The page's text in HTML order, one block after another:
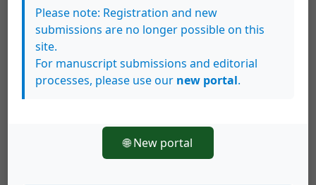
12 Núm. 2: (Mayo - Agosto)
Keilyn Rodríguez Sánchez,
Actualidades Investigativas en
Educación: Vol. 11 Núm. 2: (Mayo – Agosto)
museología española al Museo de los Niños de
,
Actualidades Investigativas en
Please note: Registration and new
submissions are no longer possible on this
site.
For manuscript submissions and editorial
processes, please use our new portal.
🌐 New portal